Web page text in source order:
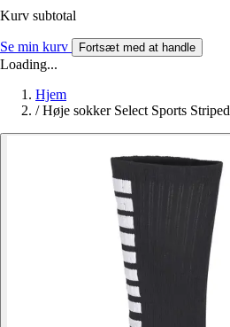
Kurv subtotal
Se min kurv Fortsæt med at handle
Loading...
Hjem
/ Høje sokker Select Sports Striped